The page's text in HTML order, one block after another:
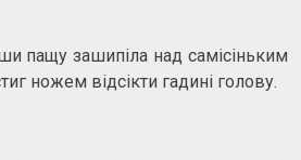
зашипіла над самісіньким
ножем відсікти гадині голову.